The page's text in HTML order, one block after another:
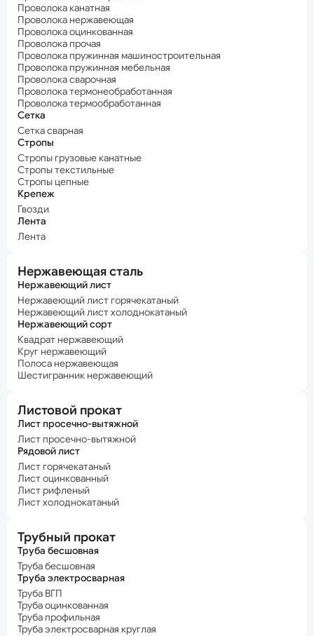
Проволока канатная
Проволока нержавеющая
Проволока оцинкованная
Проволока прочая
Проволока пружинная машиностроительная
Проволока пружинная мебельная
Проволока сварочная
Проволока термонеобработанная
Проволока термообработанная
Сетка
Сетка сварная
Стропы
Стропы грузовые канатные
Стропы текстильные
Стропы цепные
Крепеж
Гвозди
Лента
Лента
Нержавеющая сталь
Нержавеющий лист
Нержавеющий лист горячекатаный
Нержавеющий лист холоднокатаный
Нержавеющий сорт
Квадрат нержавеющий
Круг нержавеющий
Полоса нержавеющая
Шестигранник нержавеющий
Листовой прокат
Лист просечно-вытяжной
Лист просечно-вытяжной
Рядовой лист
Лист горячекатаный
Лист оцинкованный
Лист рифленый
Лист холоднокатаный
Трубный прокат
Труба бесшовная
Труба бесшовная
Труба электросварная
Труба ВГП
Труба оцинкованная
Труба профильная
Труба электросварная круглая